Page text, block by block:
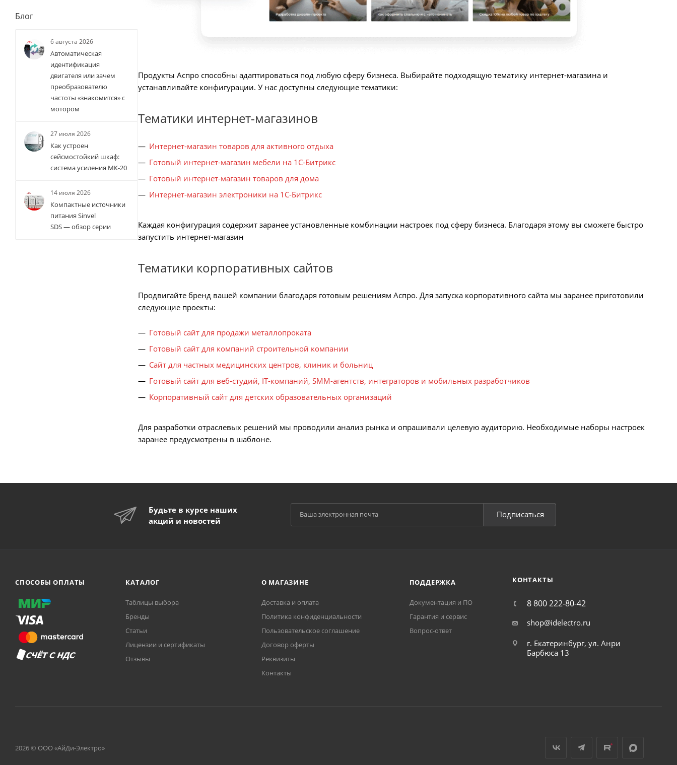
Продукты Аспро способны адаптироваться под любую сферу бизнеса. Выбирайте подходящую тематику интернет-магазина и
устанавливайте конфигурации. У нас доступны следующие тематики:
Тематики интернет-магазинов
Интернет-магазин товаров для активного отдыха
Готовый интернет-магазин мебели на 1С-Битрикс
Готовый интернет-магазин товаров для дома
Интернет-магазин электроники на 1С-Битрикс
Каждая конфигурация содержит заранее установленные комбинации настроек под сферу бизнеса. Благодаря этому вы сможете быстро
запустить интернет-магазин
Тематики корпоративных сайтов
Продвигайте бренд вашей компании благодаря готовым решениям Аспро. Для запуска корпоративного сайта мы заранее приготовили
следующие проекты:
Готовый сайт для продажи металлопроката
Готовый сайт для компаний строительной компании
Сайт для частных медицинских центров, клиник и больниц
Готовый сайт для веб-студий, IT-компаний, SMM-агентств, интеграторов и мобильных разработчиков
Корпоративный сайт для детских образовательных организаций
Для разработки отраслевых решений мы проводили анализ рынка и опрашивали целевую аудиторию. Необходимые наборы настроек
заранее предусмотрены в шаблоне.
Блог
6 августа 2026
Автоматическая
идентификация
двигателя или зачем
преобразователю
частоты «знакомится» с
мотором
27 июля 2026
Как устроен
сейсмостойкий шкаф:
система усиления МК-20
14 июля 2026
Компактные источники
питания Sinvel
SDS — обзор серии
Будьте в курсе наших
акций и новостей
Подписаться
СПОСОБЫ ОПЛАТЫ КАТАЛОГ
Таблицы выбора
Бренды
Статьи
Лицензии и сертификаты
Отзывы
О МАГАЗИНЕ
Доставка и оплата
Политика конфиденциальности
Пользовательское соглашение
Договор оферты
Реквизиты
Контакты
ПОДДЕРЖКА
Документация и ПО
Гарантия и сервис
Вопрос-ответ
КОНТАКТЫ
8 800 222-80-42
shop@idelectro.ru
г. Екатеринбург, ул. Анри
Барбюса 13
2026 © ООО «АйДи-Электро»